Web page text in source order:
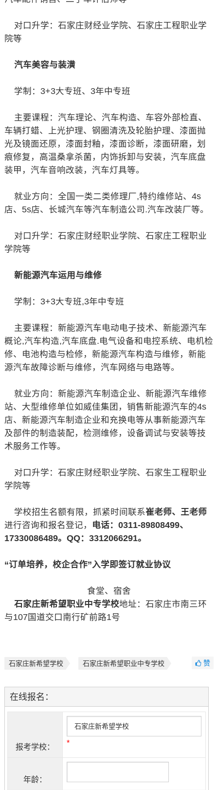
对口升学：石家庄财经业学院、石家庄工程职业学
院等
汽车美容与装潢
学制：3+3大专班、3年中专班
主要课程：汽车理论、汽车构造、车容外部检直、
车辆打蜡、上光护理、钢圈清洗及轮胎护理、漆面抛
光及镜面还原，漆面封釉，漆面诊断，漆面研磨，划
痕修复，高温桑拿杀菌，内饰拆卸与安装，汽车底盘
装甲，汽车音响改装，汽车灯具等。
就业方向：全国一类二类修理厂,特约维修站、4s
店、5s店、长城汽车等汽车制造公司.汽车改装厂等。
对口升学：石家庄财经职业学院、石家庄工程职业
学院等
新能源汽车运用与维修
学制：3+3大专班,3年中专班
主要课程：新能源汽车电动电子技术、新能源汽车
概论,汽车构造,汽车底盘.电气设备和电控系统、电机检
修、电池构造与检修，新能源汽车构造与维修，新能
源汽车故障诊断与维修，汽车网络与电路等。
就业方向：新能源汽车制造企业、新能源汽车维修
站、大型维修单位如威佳集团，销售新能源汽车的4s
店、新能源汽车制造企业和充换电等从事新能源汽车
及部件的制造装配，检测维修，设备调试与安装等技
术服务工作等。
对口升学：石家庄财经职业学院、石家生工程职业
学院等
学校招生名额有限，抓紧时间联系崔老师、王老师
进行咨询和报名登记，
电话：0311-89808499、
17330086489。QQ：3312066291。
“订单培养，校企合作”入学即签订就业协议
食堂、宿舍
石家庄新希望职业中专学校地址：石家庄市南三环
与107国道交口南行矿前路1号
石家庄新希望学校 石家庄新希望职业中专学校 赞
在线报名：
报考学校： *
年龄：